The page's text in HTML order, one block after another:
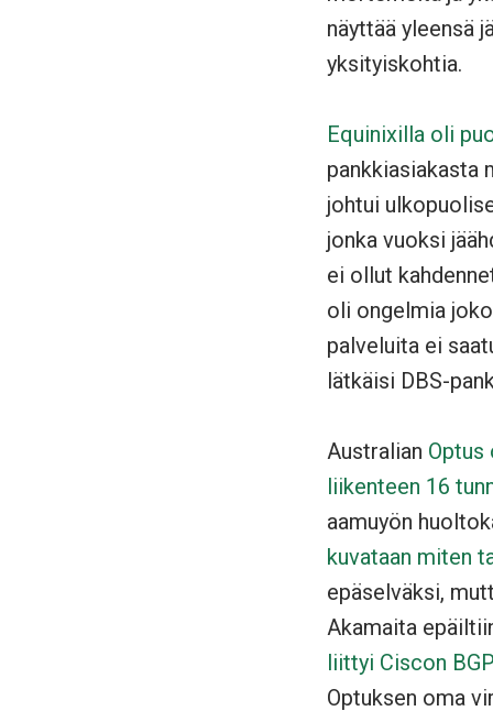
näyttää yleensä
yksityiskohtia.
Equinixilla oli
pankkiasiakasta
johtui
jonka vuoksi
ei ollut
oli ongelmia
palveluita ei
lätkäisi DBS-
Australian Optus
liikenteen 16
aamuyön
kuvataan miten
epäselväksi,
Akamaita
liittyi Ciscon
Optuksen oma